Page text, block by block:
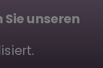
unseren